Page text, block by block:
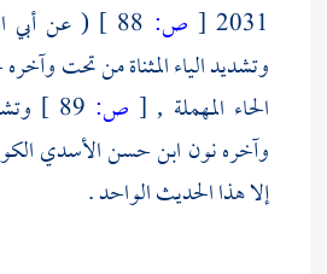
2031
[ ص: ( عنأبي
وتشديد الياء المثناة من تحت
الحاء المهملة , [ ص:
وآخره نون ابن حسن الأسدي
إلا هذا الحديث الواحد .